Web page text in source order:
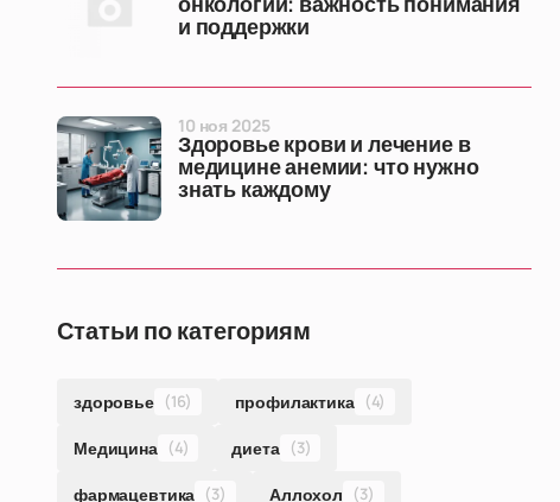
онкологии: важность понимания
и поддержки
Здоровье крови и лечение в
медицине анемии: что нужно
знать каждому
10 ноя 2025
Статьи по категориям
здоровье (16) профилактика (4)
Медицина (4) диета (3)
фармацевтика (3) Аллохол (3)